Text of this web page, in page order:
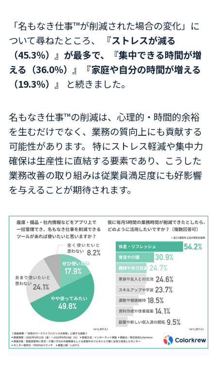
「名もなき仕事™が削減された場合の変化」に
ついて尋ねたところ、
『ストレスが減る
（45.3％）』が最多で、『集中できる時間が増
える（36.0％）』『家庭や自分の時間が増える
（19.3％）』
と続きました。
名もなき仕事™の削減は、心理的・時間的余裕
を生むだけでなく、業務の質向上にも貢献する
可能性があります。 特にストレス軽減や集中力
確保は生産性に直結する要素であり、こうした
業務改善の取り組みは従業員満足度にも好影響
を与えることが期待されます。